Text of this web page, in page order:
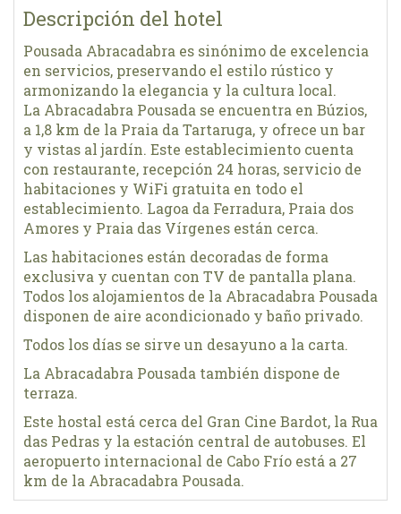
Descripción del hotel
Pousada Abracadabra es sinónimo de excelencia
en servicios, preservando el estilo rústico y
armonizando la elegancia y la cultura local.
La Abracadabra Pousada se encuentra en Búzios,
a 1,8 km de la Praia da Tartaruga, y ofrece un bar
y vistas al jardín. Este establecimiento cuenta
con restaurante, recepción 24 horas, servicio de
habitaciones y WiFi gratuita en todo el
establecimiento. Lagoa da Ferradura, Praia dos
Amores y Praia das Vírgenes están cerca.
Las habitaciones están decoradas de forma
exclusiva y cuentan con TV de pantalla plana.
Todos los alojamientos de la Abracadabra Pousada
disponen de aire acondicionado y baño privado.
Todos los días se sirve un desayuno a la carta.
La Abracadabra Pousada también dispone de
terraza.
Este hostal está cerca del Gran Cine Bardot, la Rua
das Pedras y la estación central de autobuses. El
aeropuerto internacional de Cabo Frío está a 27
km de la Abracadabra Pousada.